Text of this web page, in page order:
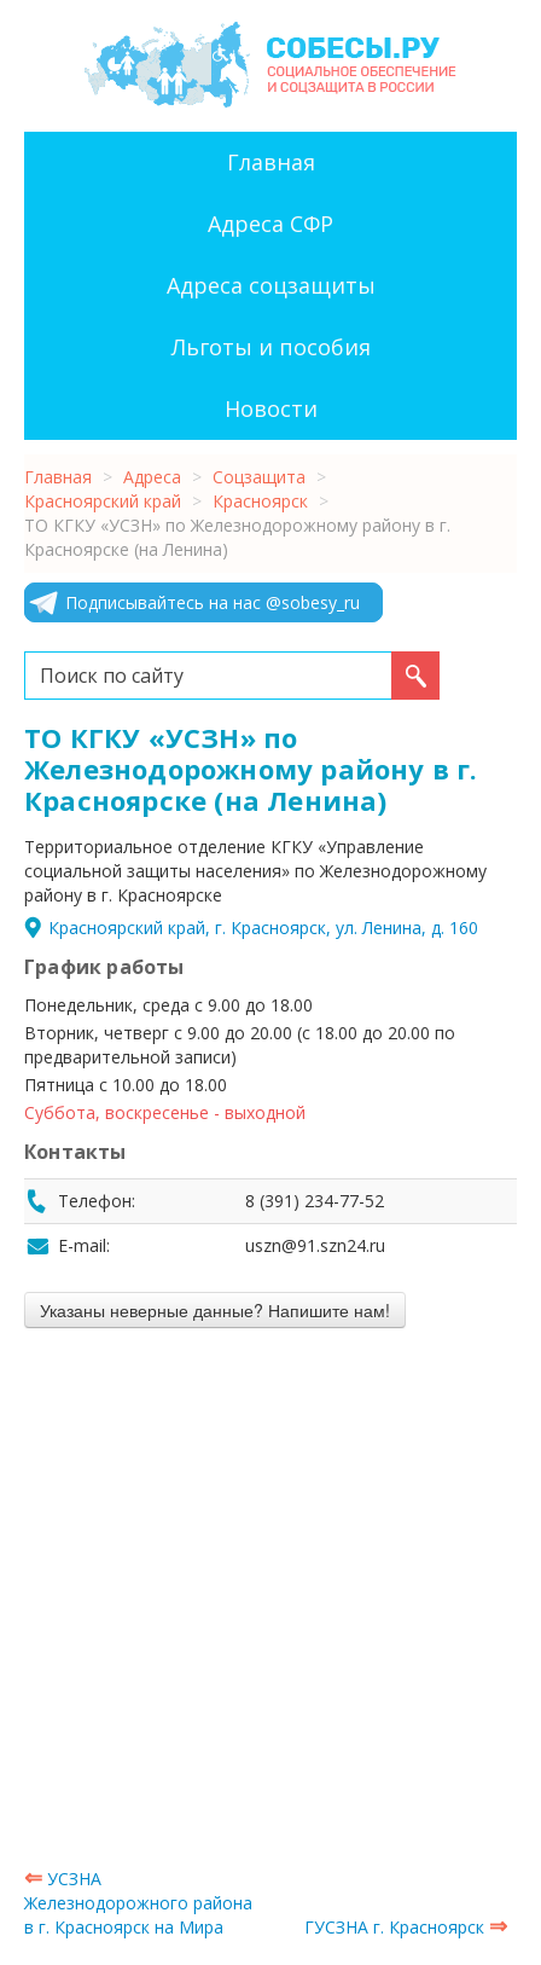
Главная
Адреса СФР
Адреса соцзащиты
Льготы и пособия
Новости
Главная > Адреса > Соцзащита >
Красноярский край > Красноярск >
ТО КГКУ «УСЗН» по Железнодорожному району в г.
Красноярске (на Ленина)
Подписывайтесь на нас @sobesy_ru
Искать...
ТО КГКУ «УСЗН» по
Железнодорожному району в г.
Красноярске (на Ленина)
Территориальное отделение КГКУ «Управление
социальной защиты населения» по Железнодорожному
району в г. Красноярске
Красноярский край, г. Красноярск, ул. Ленина, д. 160
График работы
Понедельник, среда с 9.00 до 18.00
Вторник, четверг с 9.00 до 20.00 (с 18.00 до 20.00 по
предварительной записи)
Пятница с 10.00 до 18.00
Суббота, воскресенье - выходной
Контакты
Телефон:
8 (391) 234-77-52
E-mail:
uszn@91.szn24.ru
⇐ УСЗНА
Железнодорожного района
в г. Красноярск на Мира
ГУСЗНА г. Красноярск ⇒